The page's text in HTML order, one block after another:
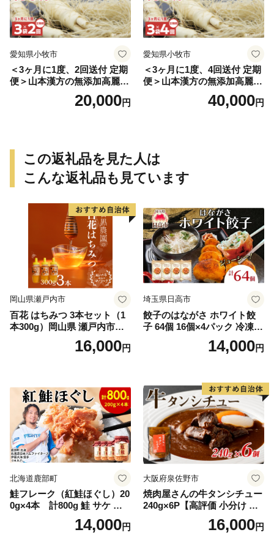
愛知県小牧市
＜3ヶ月に1度、2回送付 定期
便＞山本漢方の無添加高麗人
20,000円
愛知県小牧市
＜3ヶ月に1度、4回送付 定期
便＞山本漢方の無添加高麗人
40,000円
この返礼品を見た人は
こんな返礼品も見ています
岡山県瀬戸内市
百花 はちみつ 3本セット（1
本300g）岡山県 瀬戸内市産
石黒農園 ヨーグルト パン 砂
糖の代わり 香り高い いい香
16,000円
埼玉県日高市
餃子のはながさ ホワイト餃
子 64個 16個×4パック 冷凍
中華 点心 B級グルメ ご当地
野菜 おつまみ おかず 簡単調
ー ギフト お取り寄せ 日高市
14,000円
北海道鹿部町
鮭フレーク（紅鮭ほぐし）20
0g×4本 計800g 鮭 サケ 鮭
ほぐし サケフレーク シャケ
フレーク 鮭フレーク14,000円
大阪府泉佐野市
焼肉屋さんの牛タンシチュー
240g×6P【高評価 小分け 惣
菜 牛たん 一人暮らし 冷凍】
16,000円